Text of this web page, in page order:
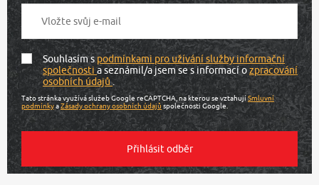
Souhlasím spodmínkami pro užívání služby informační
společnostia seznámil/a jsem se s informací ozpracování
osobních údajů.
Tato stránka využívá služeb Google reCAPTCHA, na kterou se vztahujíSmluvní
podmínkyaZásady ochrany osobních údajů společnosti Google.